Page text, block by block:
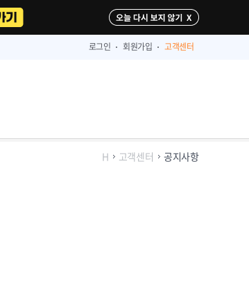
다시 보지 않기
로그인 회원가입 고객센터
H 고객센터 공지사항